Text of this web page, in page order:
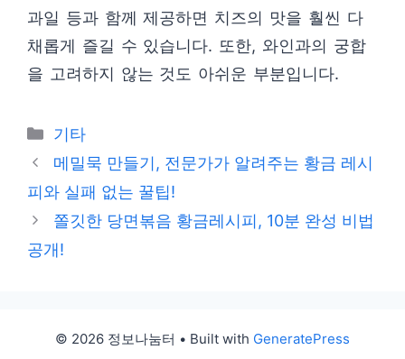
과일 등과 함께 제공하면 치즈의 맛을 훨씬 다
채롭게 즐길 수 있습니다. 또한, 와인과의 궁합
을 고려하지 않는 것도 아쉬운 부분입니다.
Categories
기타
메밀묵 만들기, 전문가가 알려주는 황금 레시
피와 실패 없는 꿀팁!
쫄깃한 당면볶음 황금레시피, 10분 완성 비법
공개!
© 2026 정보나눔터 • Built with GeneratePress